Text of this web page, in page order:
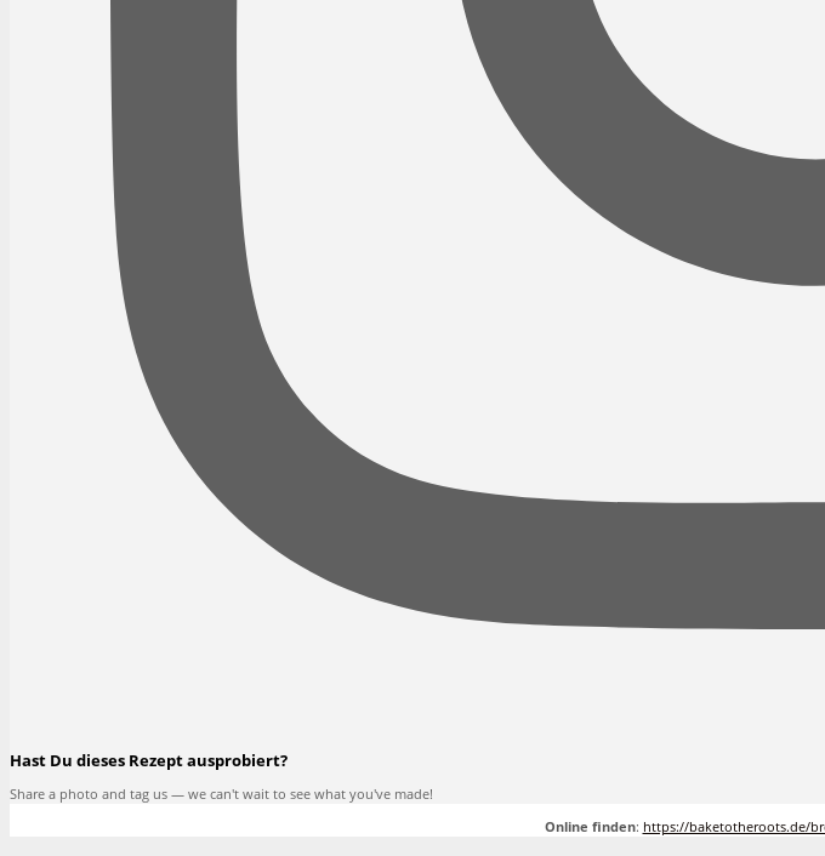
Hast Du dieses Rezept ausprobiert?
Share a photo and tag us — we can't wait to see what you've made!
Online finden: https://baketotheroots.de/